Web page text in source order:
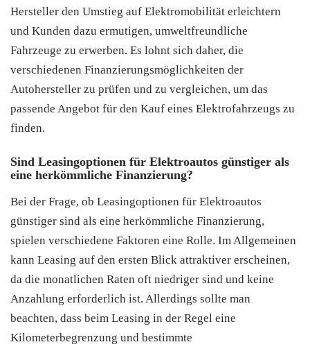
Hersteller den Umstieg auf Elektromobilität erleichtern
und Kunden dazu ermutigen, umweltfreundliche
Fahrzeuge zu erwerben. Es lohnt sich daher, die
verschiedenen Finanzierungsmöglichkeiten der
Autohersteller zu prüfen und zu vergleichen, um das
passende Angebot für den Kauf eines Elektrofahrzeugs zu
finden.
Sind Leasingoptionen für Elektroautos günstiger als
eine herkömmliche Finanzierung?
Bei der Frage, ob Leasingoptionen für Elektroautos
günstiger sind als eine herkömmliche Finanzierung,
spielen verschiedene Faktoren eine Rolle. Im Allgemeinen
kann Leasing auf den ersten Blick attraktiver erscheinen,
da die monatlichen Raten oft niedriger sind und keine
Anzahlung erforderlich ist. Allerdings sollte man
beachten, dass beim Leasing in der Regel eine
Kilometerbegrenzung und bestimmte